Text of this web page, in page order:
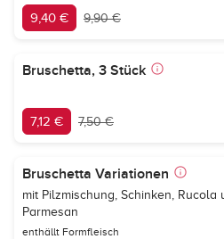
9,40 € 9,90 €
Bruschetta, 3 Stück
7,12 € 7,50 €
Bruschetta Variationen
mit Pilzmischung, Schinken, Rucola
Parmesan
enthällt Formfleisch